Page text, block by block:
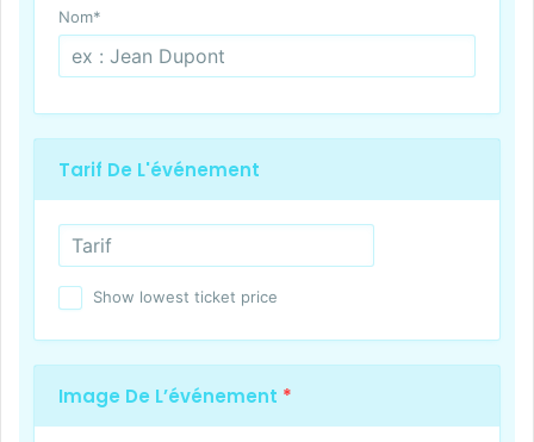
Nom*
Tarif De L'événement
Show lowest ticket price
Image De L’événement *